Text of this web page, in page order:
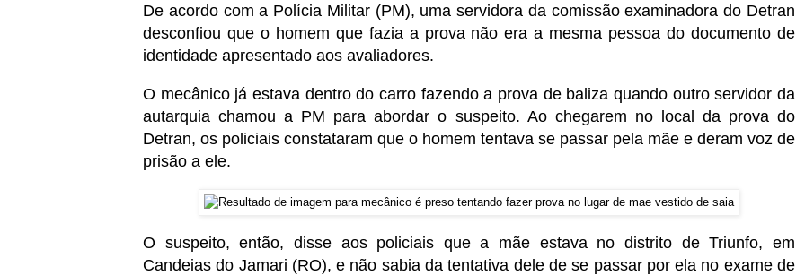
De acordo com a Polícia Militar (PM), uma servidora da comissão examinadora do Detran
desconfiou que o homem que fazia a prova não era a mesma pessoa dodocumento de
identidade apresentado aos avaliadores.
O mecânico já estava dentro do carro fazendo a prova de baliza quando outro servidor da
autarquia chamou a PM para abordar o suspeito. Ao chegarem no local da prova do
Detran, os policiais constataram que o homem tentava se passar pela mãe e deram voz de
prisão a ele.
O suspeito, então, disse aos policiais que a mãe estava no distrito de Triunfo, em
Candeias do Jamari (RO), e não sabia da tentativa dele de se passar por ela no exame de